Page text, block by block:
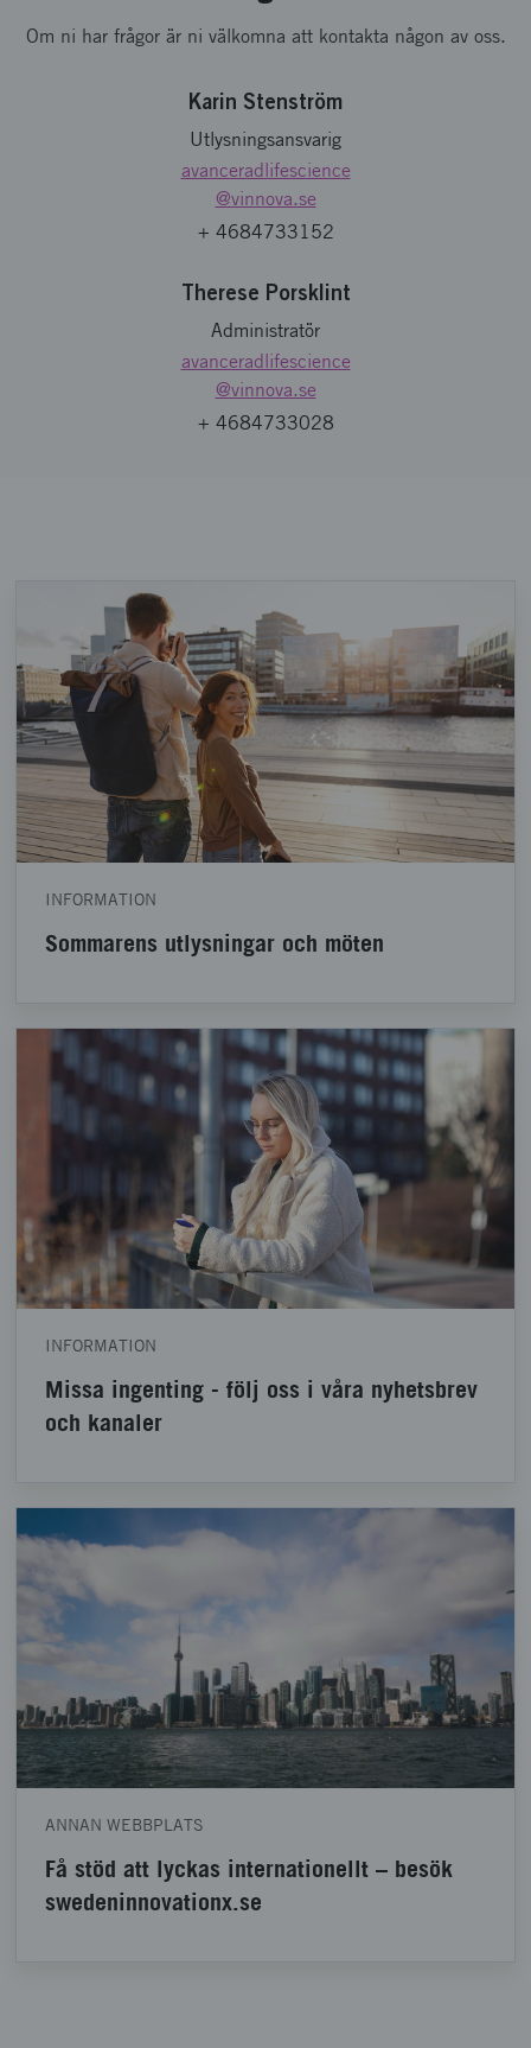
Om ni har frågor är ni välkomna att kontakta någon av oss.
Karin Stenström
Utlysningsansvarig
avanceradlifescience
@vinnova.se
+ 4684733152
Therese Porsklint
Administratör
avanceradlifescience
@vinnova.se
+ 4684733028
INFORMATION
Sommarens utlysningar och möten
INFORMATION
Missa ingenting - följ oss i våra nyhetsbrev
och kanaler
ANNAN WEBBPLATS
Få stöd att lyckas internationellt – besök
swedeninnovationx.se